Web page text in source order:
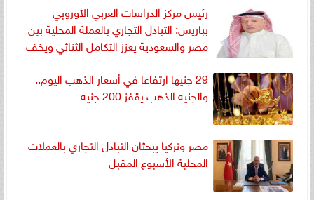
رئيس مركز الدراسات العربي الأوروبي
بباريس: التبادل التجاري بالعملة المحلية بين
مصر والسعودية يعزز التكامل الثنائي ويخف
الضغط علي الدولار
29 جنيها ارتفاعا في أسعار الذهب اليوم..
والجنيه الذهب يقفز 200 جنيه
مصر وتركيا يبحثان التبادل التجاري بالعملات
المحلية الأسبوع المقبل